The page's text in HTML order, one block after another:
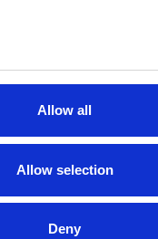
Allow all
Allow selection
Deny
Ceca